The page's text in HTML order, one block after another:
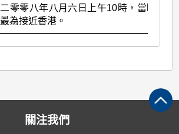
二零零八年八月六日上午10時，當時北冕
最為接近香港。
關注我們